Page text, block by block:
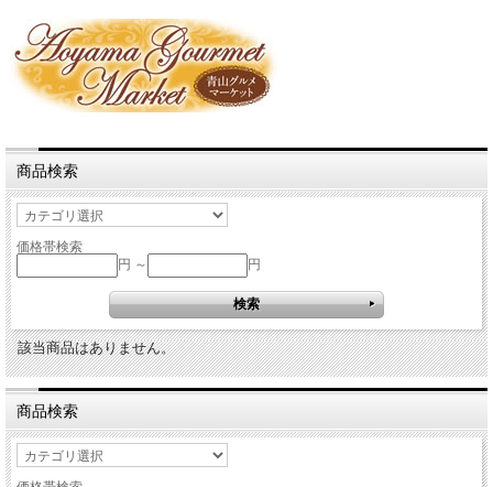
商品検索
価格帯検索
円 ～
円
該当商品はありません。
商品検索